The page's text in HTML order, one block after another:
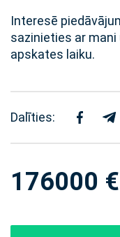
Interesē
sazinieties ar
apskates laiku.
Dalīties:
176000 €